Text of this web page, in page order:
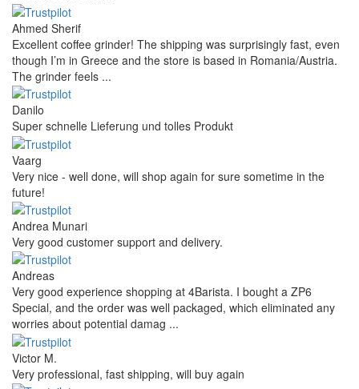
Ahmed Sherif
Excellent coffee grinder! The shipping was surprisingly fast, even
though I’m in Greece and the store is based in Romania/Austria.
The grinder feels ...
Danilo
Super schnelle Lieferung und tolles Produkt
Vaarg
Very nice - well done, will shop again for sure sometime in the
future!
Andrea Munari
Very good customer support and delivery.
Andreas
Very good experience shopping at 4Barista. I bought a ZP6
Special, and the order was well packaged, which eliminated any
worries about potential damag ...
Victor M.
Very professional, fast shipping, will buy again